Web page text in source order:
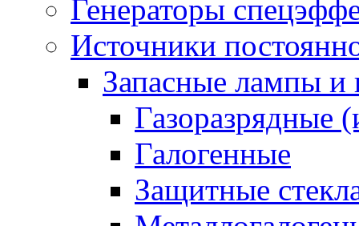
Генераторы
Источники
Запасные лампы и
Газоразрядные
Галогенные
Защитные